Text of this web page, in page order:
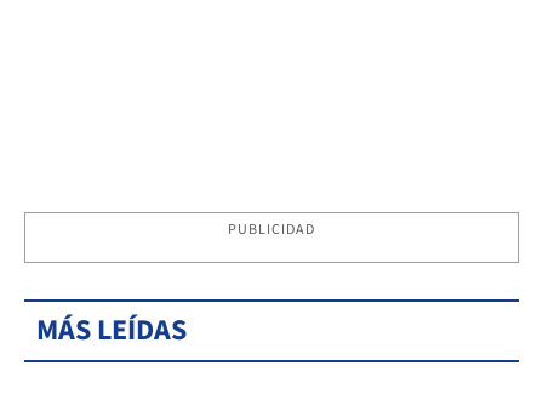
PUBLICIDAD
MÁS LEÍDAS